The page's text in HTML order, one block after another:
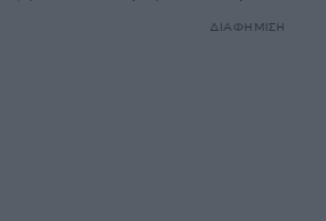
ΔΙΑΦΗΜΙΣΗ